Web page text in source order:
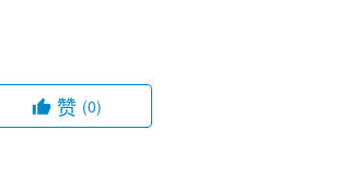
赞 (0)